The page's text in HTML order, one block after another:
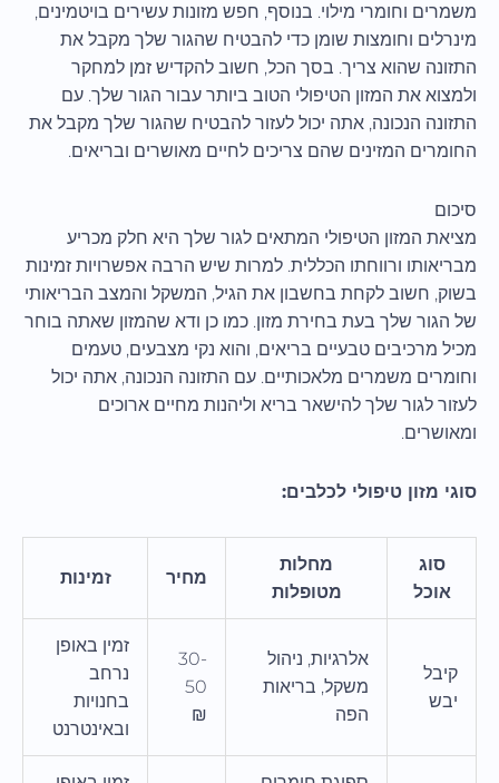
משמרים וחומרי מילוי. בנוסף, חפש מזונות עשירים בויטמינים,
מינרלים וחומצות שומן כדי להבטיח שהגור שלך מקבל את
התזונה שהוא צריך. בסך הכל, חשוב להקדיש זמן למחקר
ולמצוא את המזון הטיפולי הטוב ביותר עבור הגור שלך. עם
התזונה הנכונה, אתה יכול לעזור להבטיח שהגור שלך מקבל את
החומרים המזינים שהם צריכים לחיים מאושרים ובריאים.
סיכום
מציאת המזון הטיפולי המתאים לגור שלך היא חלק מכריע
מבריאותו ורווחתו הכללית. למרות שיש הרבה אפשרויות זמינות
בשוק, חשוב לקחת בחשבון את הגיל, המשקל והמצב הבריאותי
של הגור שלך בעת בחירת מזון. כמו כן ודא שהמזון שאתה בוחר
מכיל מרכיבים טבעיים בריאים, והוא נקי מצבעים, טעמים
וחומרים משמרים מלאכותיים. עם התזונה הנכונה, אתה יכול
לעזור לגור שלך להישאר בריא וליהנות מחיים ארוכים
ומאושרים.
סוגי מזון טיפולי לכלבים:
סוג
אוכל
מחלות
מטופלות
מחיר זמינות
קיבל
יבש
אלרגיות, ניהול
משקל, בריאות
הפה
30-
50
₪
זמין באופן
נרחב
בחנויות
ובאינטרנט